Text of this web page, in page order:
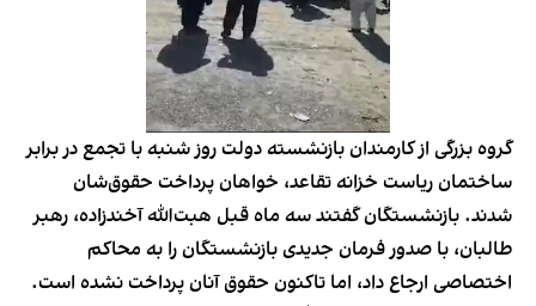
گروه بزرگی از کارمندان بازنشسته دولت روز شنبه با تجمع در برابر
ساختمان ریاست خزانه تقاعد، خواهان پرداخت حقوق‌شان
شدند. بازنشستگان گفتند سه ماه قبل هبت‌الله آخندزاده، رهبر
طالبان، با صدور فرمان جدیدی بازنشستگان را به محاکم
اختصاصی ارجاع داد، اما تاکنون حقوق‌ آنان پرداخت نشده است.